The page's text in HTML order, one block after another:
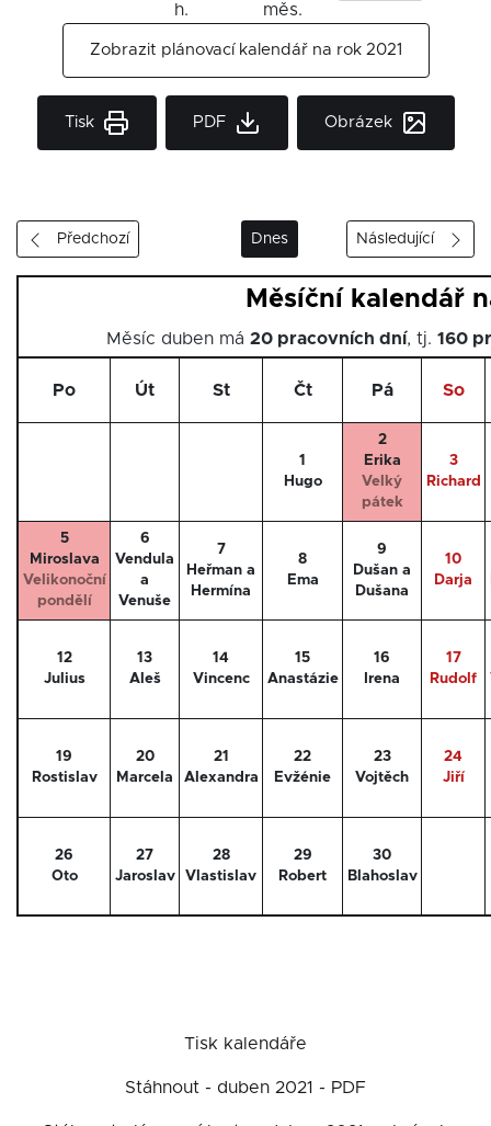
h.
měs.
Zobrazit plánovací kalendář na rok 2021
Tisk PDF Obrázek
Předchozí Dnes Následující
Měsíční kalendář
Měsíc duben má 20 pracovních dní, tj. 160
Po Út St Čt Pá So
1
Hugo
2
Erika
Velký
pátek
3
Richard
5
Miroslava
Velikonoční
pondělí
6
Vendula
a
Venuše
7
Heřman a
Hermína
8
Ema
9
Dušan a
Dušana
10
Darja
12
Julius
13
Aleš
14
Vincenc
15
Anastázie
16
Irena
17
Rudolf
19
Rostislav
20
Marcela
21
Alexandra
22
Evžénie
23
Vojtěch
24
Jiří
26
Oto
27
Jaroslav
28
Vlastislav
29
Robert
30
Blahoslav
Tisk kalendáře
Stáhnout - duben 2021 - PDF